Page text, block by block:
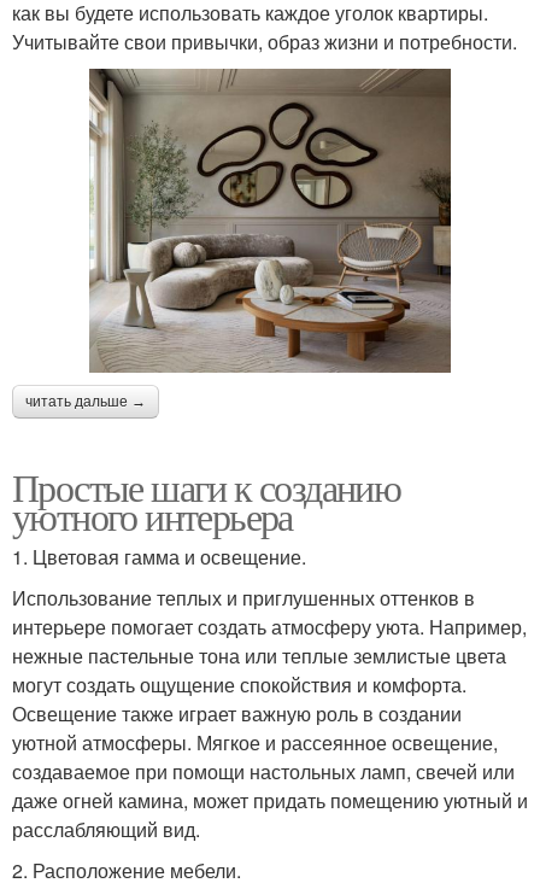
как вы будете использовать каждое уголок квартиры.
Учитывайте свои привычки, образ жизни и потребности.
читать дальше →
Простые шаги к созданию
уютного интерьера
1. Цветовая гамма и освещение.
Использование теплых и приглушенных оттенков в
интерьере помогает создать атмосферу уюта. Например,
нежные пастельные тона или теплые землистые цвета
могут создать ощущение спокойствия и комфорта.
Освещение также играет важную роль в создании
уютной атмосферы. Мягкое и рассеянное освещение,
создаваемое при помощи настольных ламп, свечей или
даже огней камина, может придать помещению уютный и
расслабляющий вид.
2. Расположение мебели.